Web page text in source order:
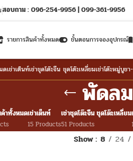
สอบถาม : 096-254-9956 | 099-361-9956
รายการสินค้าทั้งหมด ขั้นตอนการจองอุปกรณ์
ดเช่าเต็นท์เช่าชุดโต๊ะจีน ชุดโต๊ะเหลี่ยมเช่าโต๊ะหมู่บูช
พัดล
าทั้งหมดเช่าเต็นท์
15 Products
เช่าชุดโต๊ะจีน ชุดโต๊ะเหลี่ยม
51 Products
Show 8 24